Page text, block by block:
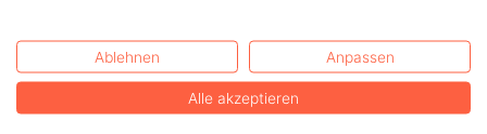
Ablehnen Anpassen
Alle akzeptieren